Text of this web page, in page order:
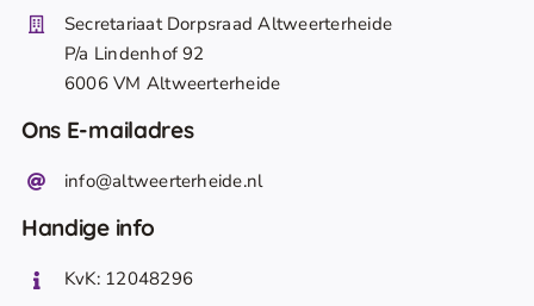
Secretariaat Dorpsraad Altweerterheide
P/a Lindenhof 92
6006 VM Altweerterheide
Ons E-mailadres
info@altweerterheide.nl
Handige info
KvK: 12048296